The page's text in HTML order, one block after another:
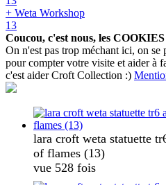
+ Weta Workshop
13
Coucou, c'est nous, les
On n'est pas trop méchant ici, on se
pour compter votre visite et aider à
c'est aider Croft Collection :)
lara croft weta statuette
of flames (13)
vue 528 fois